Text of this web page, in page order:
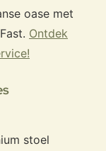
oase met
Ontdek
stoel